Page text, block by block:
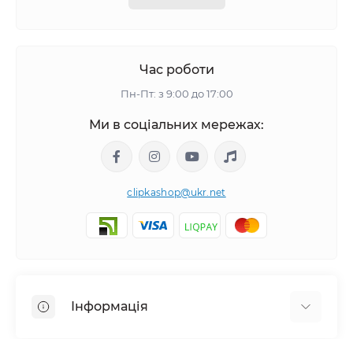
Час роботи
Пн-Пт: з 9:00 до 17:00
Ми в соціальних мережах:
clipkashop@ukr.net
Інформація